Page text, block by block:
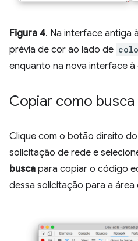
Figura 4. Na interface antiga
prévia de cor ao lado de
enquanto na nova interface à
Copiar como busca
Clique com o botão direito do
solicitação de rede e
busca para copiar o código
dessa solicitação para a